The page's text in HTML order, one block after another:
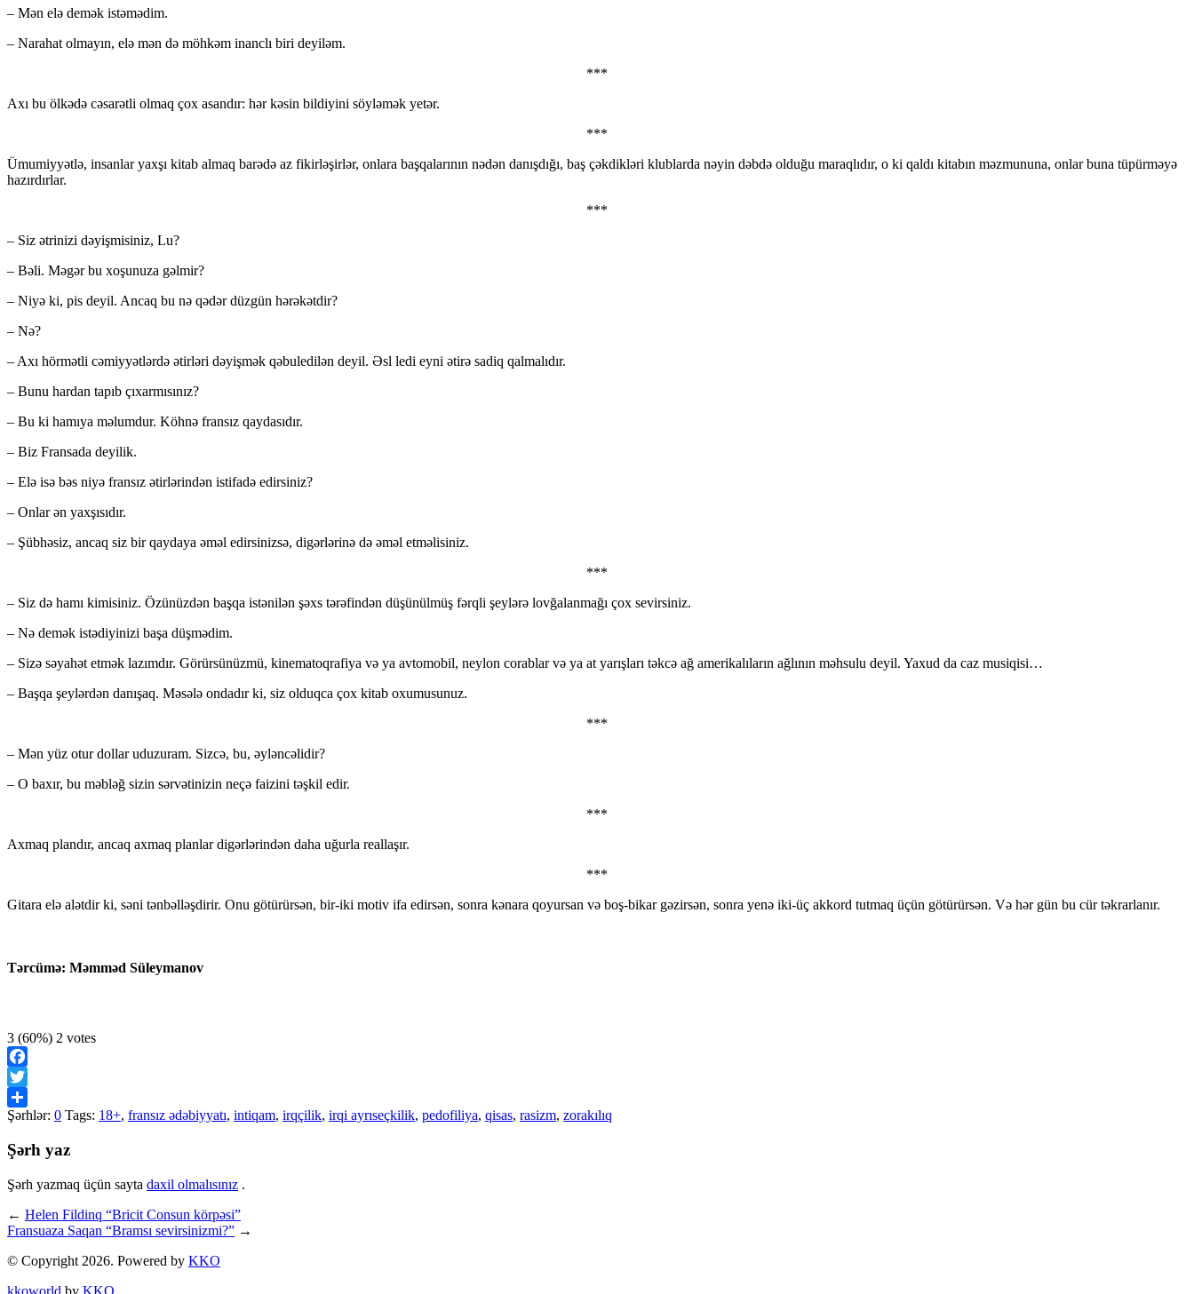
– Mən elə demək istəmədim.
– Narahat olmayın, elə mən də möhkəm inanclı biri deyiləm.
***
Axı bu ölkədə cəsarətli olmaq çox asandır: hər kəsin bildiyini söyləmək yetər.
***
Ümumiyyətlə, insanlar yaxşı kitab almaq barədə az fikirləşirlər, onlara başqalarının nədən danışdığı, baş çəkdikləri klublarda nəyin dəbdə olduğu maraqlıdır, o ki qaldı kitabın məzmununa, onlar buna tüpürməyə
hazırdırlar.
***
– Siz ətrinizi dəyişmisiniz, Lu?
– Bəli. Məgər bu xoşunuza gəlmir?
– Niyə ki, pis deyil. Ancaq bu nə qədər düzgün hərəkətdir?
– Nə?
– Axı hörmətli cəmiyyətlərdə ətirləri dəyişmək qəbuledilən deyil. Əsl ledi eyni ətirə sadiq qalmalıdır.
– Bunu hardan tapıb çıxarmısınız?
– Bu ki hamıya məlumdur. Köhnə fransız qaydasıdır.
– Biz Fransada deyilik.
– Elə isə bəs niyə fransız ətirlərindən istifadə edirsiniz?
– Onlar ən yaxşısıdır.
– Şübhəsiz, ancaq siz bir qaydaya əməl edirsinizsə, digərlərinə də əməl etməlisiniz.
***
– Siz də hamı kimisiniz. Özünüzdən başqa istənilən şəxs tərəfindən düşünülmüş fərqli şeylərə lovğalanmağı çox sevirsiniz.
– Nə demək istədiyinizi başa düşmədim.
– Sizə səyahət etmək lazımdır. Görürsünüzmü, kinematoqrafiya və ya avtomobil, neylon corablar və ya at yarışları təkcə ağ amerikalıların ağlının məhsulu deyil. Yaxud da caz musiqisi…
– Başqa şeylərdən danışaq. Məsələ ondadır ki, siz olduqca çox kitab oxumusunuz.
***
– Mən yüz otur dollar uduzuram. Sizcə, bu, əyləncəlidir?
– O baxır, bu məbləğ sizin sərvətinizin neçə faizini təşkil edir.
***
Axmaq plandır, ancaq axmaq planlar digərlərindən daha uğurla reallaşır.
***
Gitara elə alətdir ki, səni tənbəlləşdirir. Onu götürürsən, bir-iki motiv ifa edirsən, sonra kənara qoyursan və boş-bikar gəzirsən, sonra yenə iki-üç akkord tutmaq üçün götürürsən. Və hər gün bu cür təkrarlanır.
Tərcümə: Məmməd Süleymanov
3 (60%) 2 votes
Facebook
Twitter
Share
Şərhlər: 0 Tags: 18+, fransız ədəbiyyatı, intiqam, irqçilik, irqi ayrıseçkilik, pedofiliya, qisas, rasizm, zorakılıq
Şərh yaz
Şərh yazmaq üçün sayta daxil olmalısınız .
← Helen Fildinq “Bricit Consun körpəsi”
Fransuaza Saqan “Bramsı sevirsinizmi?” →
© Copyright 2026. Powered by KKO
kkoworld by KKO